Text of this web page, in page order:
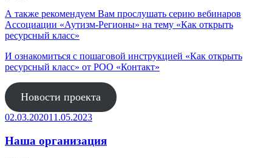
А также рекомендуем Вам прослушать серию вебинаров
Ассоциации «Аутизм-Регионы» на тему «Как открыть
ресурсный класс»
И ознакомиться с пошаговой инструкцией «Как открыть
ресурсный класс» от РОО «Контакт»
Новости проекта
Опубликовано
02.03.202011.05.2023
Наша организация